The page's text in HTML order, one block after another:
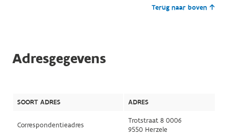
Terug naar boven
Adresgegevens
SOORT ADRES ADRES
Correspondentieadres
Trotstraat 8 0006
9550 Herzele